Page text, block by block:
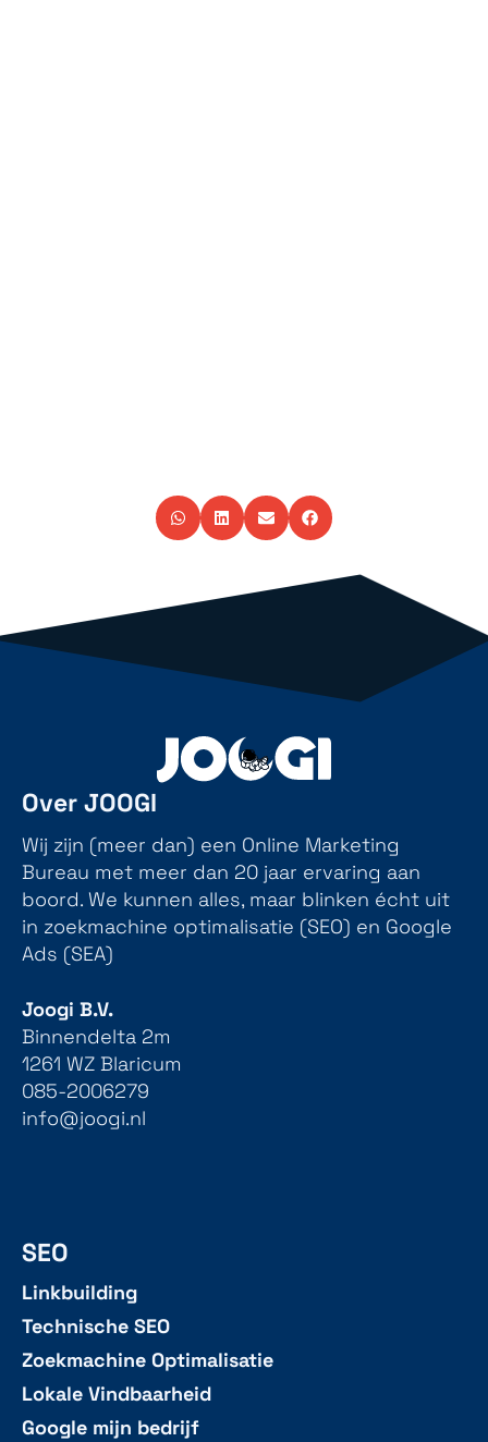
Over JOOGI
Wij zijn (meer dan) een Online Marketing
Bureau met meer dan 20 jaar ervaring aan
boord. We kunnen alles, maar blinken écht uit
in zoekmachine optimalisatie (SEO) en Google
Ads (SEA)
Joogi B.V.
Binnendelta 2m
1261 WZ Blaricum
085-2006279
info@joogi.nl
SEO
Linkbuilding
Technische SEO
Zoekmachine Optimalisatie
Lokale Vindbaarheid
Google mijn bedrijf